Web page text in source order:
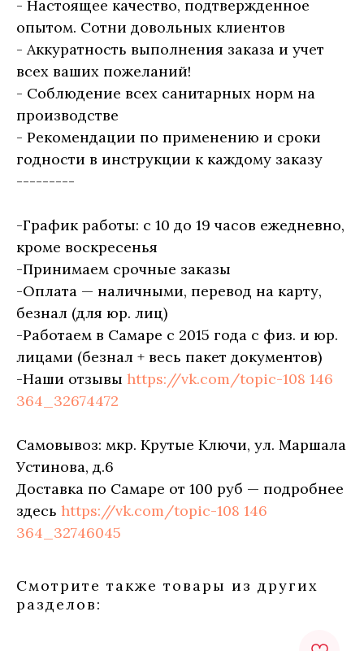
- Настоящее качество, подтвержденное
опытом. Сотни довольных клиентов
- Аккуратность выполнения заказа и учет
всех ваших пожеланий!
- Соблюдение всех санитарных норм на
производстве
- Рекомендации по применению и сроки
годности в инструкции к каждому заказу
---------
-График работы: с 10 до 19 часов ежедневно,
кроме воскресенья
-Принимаем срочные заказы
-Оплата — наличными, перевод на карту,
безнал (для юр. лиц)
-Работаем в Самаре с 2015 года с физ. и юр.
лицами (безнал + весь пакет документов)
-Наши отзывы https://vk.com/topic-108 146
364_32674472
Самовывоз: мкр. Крутые Ключи, ул. Маршала
Устинова, д.6
Доставка по Самаре от 100 руб — подробнее
здесь https://vk.com/topic-108 146
364_32746045
Смотрите также товары из других
разделов: